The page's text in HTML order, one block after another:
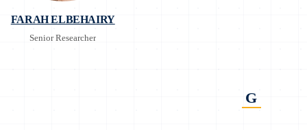
FARAH ELBEHAIRY
Senior Researcher
G